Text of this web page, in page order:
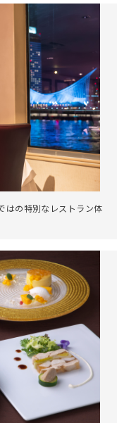
はの特別なレストラン体